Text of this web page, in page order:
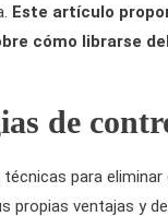
Este artículo
cómo librarse
de
para eliminar
propias ventajas y